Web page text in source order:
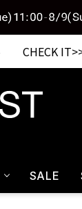
CHECK
SALE